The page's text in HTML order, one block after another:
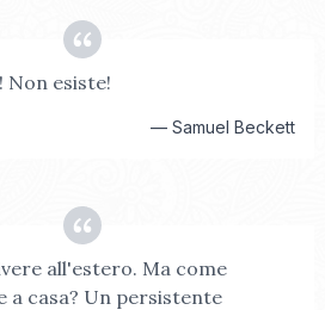
Non esiste!
—Samuel Beckett
all'estero. Ma come
a casa? Un persistente